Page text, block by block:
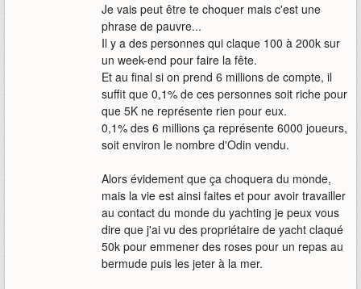
Je vais peut être te choquer mais c'est une
phrase de pauvre...
Il y a des personnes qui claque 100 à 200k sur
un week-end pour faire la fête.
Et au final si on prend 6 millions de compte, il
suffit que 0,1% de ces personnes soit riche pour
que 5K ne représente rien pour eux.
0,1% des 6 millions ça représente 6000 joueurs,
soit environ le nombre d'Odin vendu.
Alors évidement que ça choquera du monde,
mais la vie est ainsi faites et pour avoir travailler
au contact du monde du yachting je peux vous
dire que j'ai vu des propriétaire de yacht claqué
50k pour emmener des roses pour un repas au
bermude puis les jeter à la mer.